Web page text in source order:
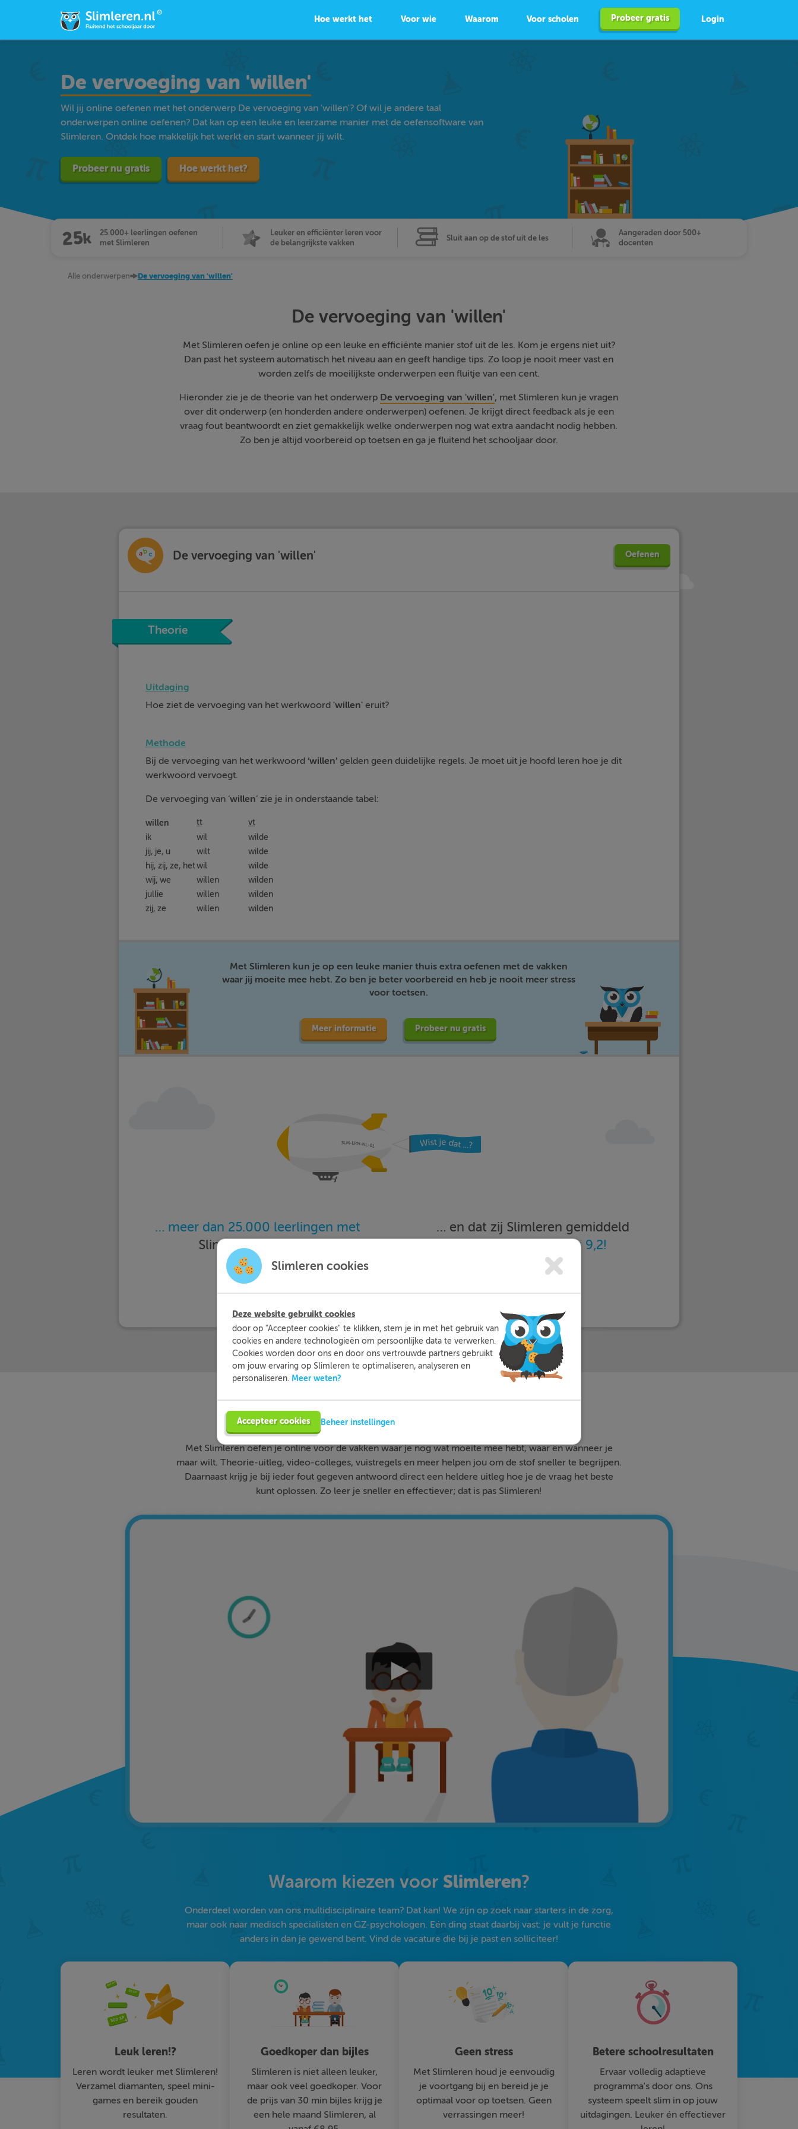
Hoe werkt het Voor wie Waarom Voor scholen Probeer gratis Login
De vervoeging van 'willen'
Wil jij online oefenen met het onderwerp De vervoeging van 'willen'? Of wil je andere taal
onderwerpen online oefenen? Dat kan op een leuke en leerzame manier met de oefensoftware van
Slimleren. Ontdek hoe makkelijk het werkt en start wanneer jij wilt.
Probeer nu gratis Hoe werkt het?
25.000+ leerlingen oefenen
met Slimleren
Leuker en efficiënter leren voor
de belangrijkste vakken
Sluit aan op de stof uit de les
Aangeraden door 500+
docenten
Alle onderwerpen De vervoeging van 'willen'
De vervoeging van 'willen'
Met Slimleren oefen je online op een leuke en efficiënte manier stof uit de les. Kom je ergens niet uit?
Dan past het systeem automatisch het niveau aan en geeft handige tips. Zo loop je nooit meer vast en
worden zelfs de moeilijkste onderwerpen een fluitje van een cent.
Hieronder zie je de theorie van het onderwerp De vervoeging van 'willen', met Slimleren kun je vragen
over dit onderwerp (en honderden andere onderwerpen) oefenen. Je krijgt direct feedback als je een
vraag fout beantwoordt en ziet gemakkelijk welke onderwerpen nog wat extra aandacht nodig hebben.
Zo ben je altijd voorbereid op toetsen en ga je fluitend het schooljaar door.
De vervoeging van 'willen' Oefenen
Theorie
Uitdaging
Hoe ziet de vervoeging van het werkwoord 'willen'eruit?
Methode
Bij de vervoeging van het werkwoord ‘willen’gelden geen duidelijke regels. Je moet uit je hoofd leren hoe je dit
werkwoord vervoegt.
De vervoeging van ‘willen’ zie je in onderstaande tabel:
willen tt
vt
ik
wil
wilde
jij, je, u
wilt
wilde
hij, zij, ze, hetwil
wilde
wij, we
willen
wilden
jullie
willen
wilden
zij, ze
willen wilden
Met Slimleren kun je op een leuke manier thuis extra oefenen met de vakken
waar jij moeite mee hebt. Zo ben je beter voorbereid en heb je nooit meer stress
voor toetsen.
Meer informatie Probeer nu gratis
… meer dan 25.000 leerlingen met
Slimleren oefenen…
… en dat zij Slimleren gemiddeld
met een 9,2!
Wat isSlimleren
Met Slimleren oefen je online voor de vakken waar je nog wat moeite mee hebt, waar en wanneer je
maar wilt. Theorie-uitleg, video-colleges, vuistregels en meer helpen jou om de stof sneller te begrijpen.
Daarnaast krijg je bij ieder fout gegeven antwoord direct een heldere uitleg hoe je de vraag het beste
kunt oplossen. Zo leer je sneller en effectiever; dat is pas Slimleren!
Waarom kiezen voor Slimleren?
Onderdeel worden van ons multidisciplinaire team? Dat kan! We zijn op zoek naar starters in de zorg,
maar ook naar medisch specialisten en GZ-psychologen. Eén ding staat daarbij vast: je vult je functie
anders in dan je gewend bent. Vind de vacature die bij je past en solliciteer!
Leuk leren!?
Leren wordt leuker met Slimleren!
Verzamel diamanten, speel mini-
games en bereik gouden
resultaten.
Goedkoper dan bijles
Slimleren is niet alleen leuker,
maar ook veel goedkoper. Voor
de prijs van 30 min bijles krijg je
een hele maand Slimleren, al
Geen stress
Met Slimleren houd je eenvoudig
je voortgang bij en bereid je je
optimaal voor op toetsen. Geen
verrassingen meer!
Betere schoolresultaten
Ervaar volledig adaptieve
programma's door ons. Ons
systeem speelt slim in op jouw
uitdagingen. Leuker én effectiever
Slimleren cookies
Deze website gebruikt cookies
door op "Accepteer cookies" te klikken, stem je in met het gebruik van
cookies en andere technologieën om persoonlijke data te verwerken.
Cookies worden door ons en door ons vertrouwde partners gebruikt
om jouw ervaring op Slimleren te optimaliseren, analyseren en
personaliseren. Meer weten?
Accepteer cookies Beheer instellingen